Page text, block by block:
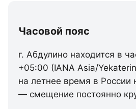
Часовой пояс
г. Абдулино находится в
+05:00 (IANA Asia/
на летнее время в России
— смещение постоянно